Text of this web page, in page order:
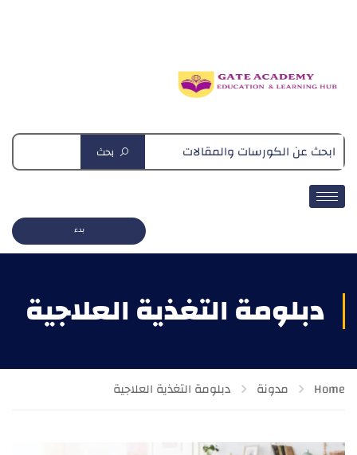
بحث
بدء
دبلومة التغذية العلاجية
Home مدونة دبلومة التغذية العلاجية